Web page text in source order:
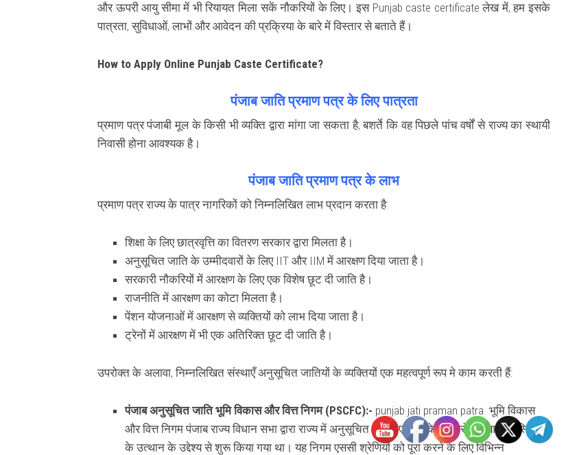
और ऊपरी आयु सीमा में भी रियायत मिला सकें नौकरियों के लिए। इस Punjab caste certificate लेख में, हम इसके
पात्रता, सुविधाओं, लाभों और आवेदन की प्रक्रिया के बारे में विस्तार से बताते हैं।
How to Apply Online Punjab Caste Certificate?
पंजाब जाति प्रमाण पत्र के लिए पात्रता
प्रमाण पत्र पंजाबी मूल के किसी भी व्यक्ति द्वारा मांगा जा सकता है, बशर्ते कि वह पिछले पांच वर्षों से राज्य का स्थायी
निवासी होना आवश्यक है।
पंजाब जाति प्रमाण पत्रके लाभ
प्रमाण पत्र राज्य के पात्र नागरिकों को निम्नलिखित लाभ प्रदान करता है:
शिक्षा के लिए छात्रवृत्ति का वितरण सरकार द्वारा मिलता है।
अनुसूचित जाति के उम्मीदवारों के लिए IIT और IIM में आरक्षण दिया जाता है।
सरकारी नौकरियों में आरक्षण के लिए एक विशेष छूट दी जाति है।
राजनीति में आरक्षण का कोटा मिलता है।
पेंशन योजनाओं में आरक्षण से व्यक्तियों को लाभ दिया जाता है।
ट्रेनों में आरक्षण में भी एक अतिरिक्त छूट दी जाति है।
उपरोक्त के अलावा, निम्नलिखित संस्थाएँ अनुसूचित जातियों के व्यक्तियों एक महत्वपूर्ण रूप मे काम करती हैं:
पंजाब अनुसूचित जाति भूमि विकास और वित्त निगम (PSCFC):- punjab jati praman patra भूमि विकास
और वित्त निगम पंजाब राज्य विधान सभा द्वारा राज्य में अनुसूचित जाति (एससी) के परिवारों की आर्थिक स्थिति
के उत्थान के उद्देश्य से शुरू किया गया था। यह निगम एससी श्रेणियों को पूरा करने के लिए विभिन्न